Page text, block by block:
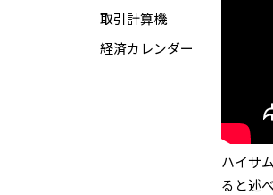
取引計算機
経済カレンダー
ハイサ
ると述